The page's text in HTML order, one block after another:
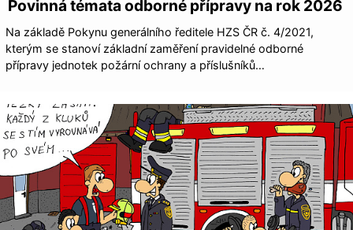
Povinná témata odborné přípravy na rok 2026
Na základě Pokynu generálního ředitele HZS ČR č. 4/2021,
kterým se stanoví základní zaměření pravidelné odborné
přípravy jednotek požární ochrany a příslušníků…